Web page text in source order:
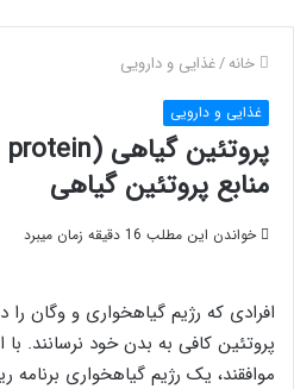
خانه/غذایی و دارویی
غذایی و دارویی
منابع پروتئین گیاهی
خواندن این مطلب 16 دقیقه زمان میبرد
افرادی که رژیم گیاهخواری و وگان
پروتئین کافی به بدن خود نرسانند.
موافقند، یک رژیم گیاهخواری برنامه